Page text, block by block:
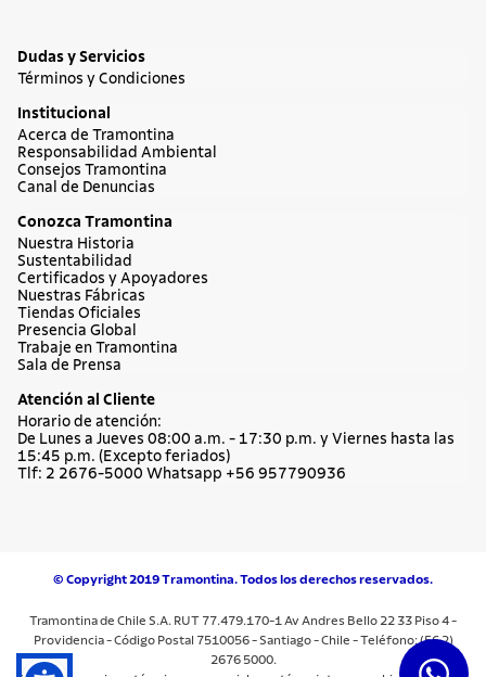
Cuchillos
Dudas y Servicios
Términos y Condiciones
Institucional
Conozca Tramontina
Sustentabilidad
Certificados y Apoyadores
Nuestras Fábricas